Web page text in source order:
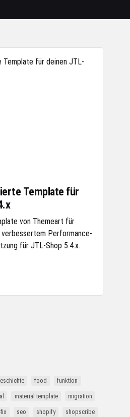
Template für
von Themeart für
Performance-
für JTL-Shop 5.4.x.
food funktion
material template migration
seo shopify shopscribe